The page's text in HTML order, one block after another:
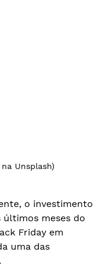
na Unsplash)
o investimento
meses do
Friday em
uma das